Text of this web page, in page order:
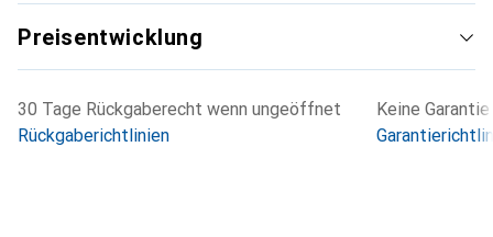
Preisentwicklung
30 Tage Rückgaberecht wenn ungeöffnet
Rückgaberichtlinien
Keine Garantie